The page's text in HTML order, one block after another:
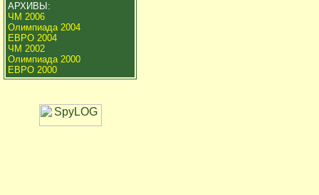
АРХИВЫ:
ЧМ 2006
Олимпиада 2004
ЕВРО 2004
ЧМ 2002
Олимпиада 2000
ЕВРО 2000